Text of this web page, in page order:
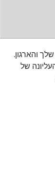
והארגון.
של